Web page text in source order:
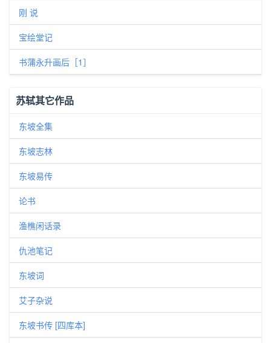
刚 说
宝绘堂记
书蒲永升画后［1］
苏轼其它作品
东坡全集
东坡志林
东坡易传
论书
渔樵闲话录
仇池笔记
东坡词
艾子杂说
东坡书传 [四库本]